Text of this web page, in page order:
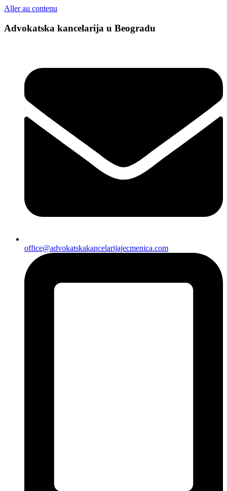
Aller au contenu
Advokatska kancelarija u Beogradu
office@advokatskakancelarijajecmenica.com